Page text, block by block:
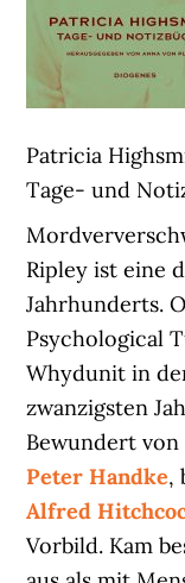
Patricia
Tage- und
Ripley ist eine
Jahrhunderts.
Psychological
Whydunit in
zwanzigsten
Bewundert von
Peter Handke,
Alfred
Vorbild. Kam